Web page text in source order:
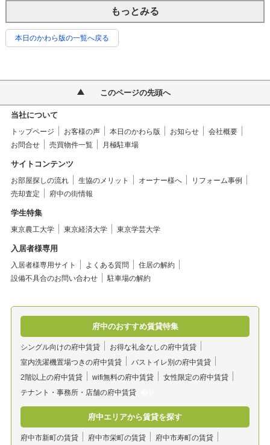
もっとみる
本日のかわら版の一覧へ戻る
このページの先頭へ
当社について
トップページ お客様の声 本日のかわら版 お知らせ
会社概要
お問合せ
売買物件一覧 月極駐車場
サイトコンテンツ
お部屋探しの流れ 生協のメリット オーナー様へ
リフォーム事例
売却査定
府中の街情報
学生特集
東京農工大学 東京経済大学 東京学芸大学
入居者様専用
入居者様専用サイト よくある質問
住居の解約
設備不具合のお問い合わせ
駐車場の解約
府中のおすすめ賃貸特集
シングル向けの府中賃貸
お得な礼金なしの府中賃貸
室内洗濯機置場つきの府中賃貸
バストイレ別の府中賃貸
2階以上の府中賃貸
wifi無料の府中賃貸
女性限定の府中賃貸
テナント・事務所・店舗の府中賃貸
府中エリアから賃貸を探す
府中市新町の賃貸 府中市栄町の賃貸
府中市寿町の賃貸